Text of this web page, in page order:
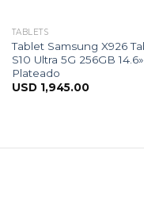
TABLETS
Tablet Samsung X926
S10 Ultra 5G 256GB 14.6»
Plateado
USD 1,945.00